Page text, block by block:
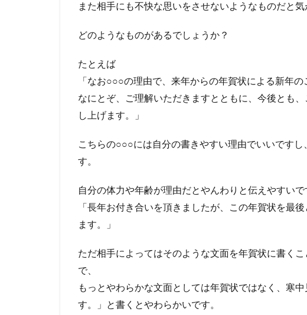
また相手にも不快な思いをさせないようなものだと気
どのようなものがあるでしょうか？
たとえば
「なお○○○の理由で、来年からの年賀状による新年
なにとぞ、ご理解いただきますとともに、今後とも
し上げます。」
こちらの○○○には自分の書きやすい理由でいいです
す。
自分の体力や年齢が理由だとやんわりと伝えやすいで
「長年お付き合いを頂きましたが、この年賀状を最
ます。」
ただ相手によってはそのような文面を年賀状に書く
で、
もっとやわらかな文面としては年賀状ではなく、寒
す。」と書くとやわらかいです。